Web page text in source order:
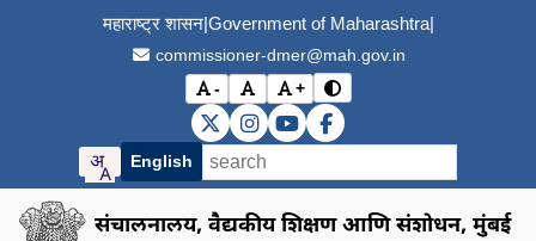
महाराष्ट्र शासन|Government of Maharashtra|
commissioner-dmer@mah.gov.in
-
अक्षर आकार कमी करा (Decrease font size)
मूळ अक्षर आकार (Reset font size)
+
अक्षर आकार वाढवा (Increase font
विरोधाभास मोड बदला
DMER X (Twitter)
DMER Instagram
DMER YouTube
DMER Facebook
English
संचालनालय, वैद्यकीय शिक्षण आणि संशोधन, मुंबई